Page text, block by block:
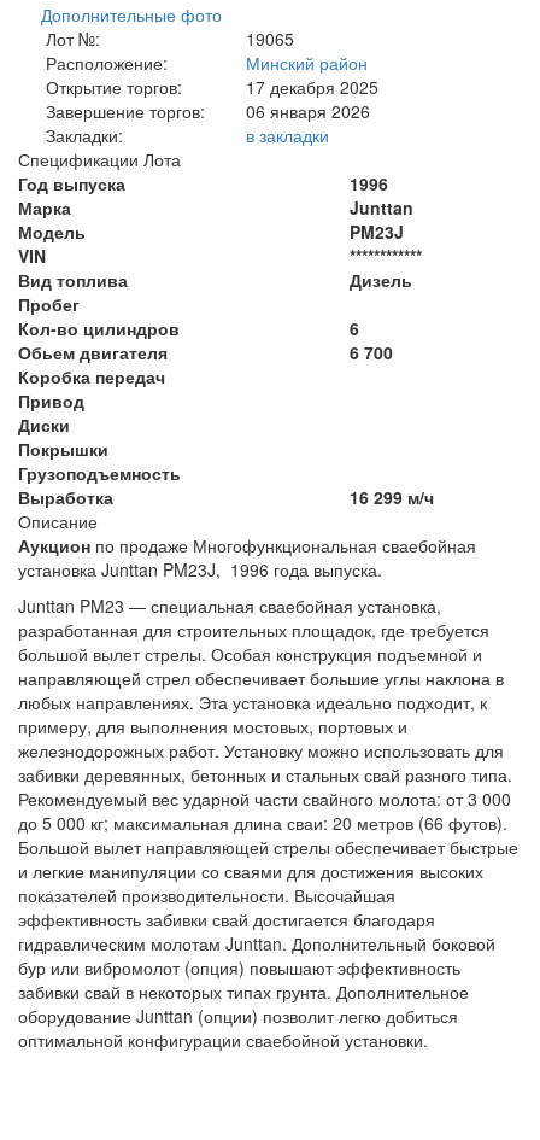
Дополнительные фото
Лот №:
19065
Расположение:
Минский район
Открытие торгов:
17 декабря 2025
Завершение торгов:
06 января 2026
Закладки:
в закладки
Спецификации Лота
Год выпуска
1996
Марка
Junttan
Модель
PM23J
VIN
************
Вид топлива
Дизель
Пробег
Кол-во цилиндров
6
Обьем двигателя
6 700
Коробка передач
Привод
Диски
Покрышки
Грузоподъемность
Выработка
16 299 м/ч
Описание
Аукцион по продаже Многофункциональная сваебойная
установка Junttan PM23J, 1996 года выпуска.
Junttan PM23 — специальная сваебойная установка,
разработанная для строительных площадок, где требуется
большой вылет стрелы. Особая конструкция подъемной и
направляющей стрел обеспечивает большие углы наклона в
любых направлениях. Эта установка идеально подходит, к
примеру, для выполнения мостовых, портовых и
железнодорожных работ. Установку можно использовать для
забивки деревянных, бетонных и стальных свай разного типа.
Рекомендуемый вес ударной части свайного молота: от 3 000
до 5 000 кг; максимальная длина сваи: 20 метров (66 футов).
Большой вылет направляющей стрелы обеспечивает быстрые
и легкие манипуляции со сваями для достижения высоких
показателей производительности. Высочайшая
эффективность забивки свай достигается благодаря
гидравлическим молотам Junttan. Дополнительный боковой
бур или вибромолот (опция) повышают эффективность
забивки свай в некоторых типах грунта. Дополнительное
оборудование Junttan (опции) позволит легко добиться
оптимальной конфигурации сваебойной установки.